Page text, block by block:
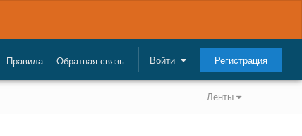
Правила Обратная связь Войти Регистрация
Ленты